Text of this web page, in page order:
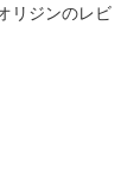
リジンのレビ